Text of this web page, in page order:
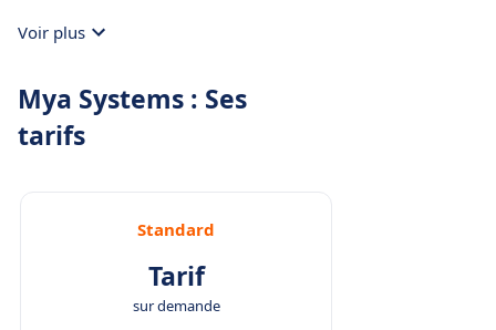
Insights exploitables pour les équipes RH
reporting avancé pour piloter la stratégie de
recrutement.
existants sans projet technique majeur,
Réduction des biais humains au premier
: traitement objectif des candidatures,
Voir plus
Mya Systems : Ses
tarifs
Standard
Tarif
sur demande